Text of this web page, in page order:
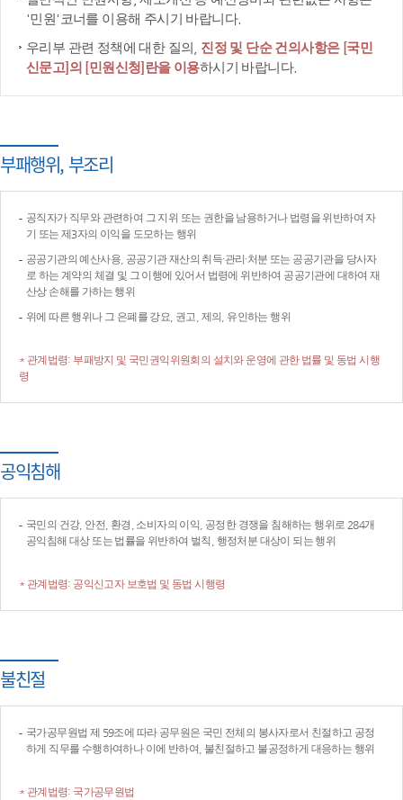
'민원'코너를 이용해 주시기 바랍니다.
우리부 관련 정책에 대한 질의, 진정 및 단순 건의사항은 [국민
신문고]의 [민원신청]란을 이용하시기 바랍니다.
부패행위, 부조리
공직자가 직무와 관련하여 그 지위 또는 권한을 남용하거나 법령을 위반하여 자
기 또는 제3자의 이익을 도모하는 행위
공공기관의 예산사용, 공공기관 재산의 취득·관리·처분 또는 공공기관을 당사자
로 하는 계약의 체결 및 그 이행에 있어서 법령에 위반하여 공공기관에 대하여 재
산상 손해를 가하는 행위
위에 따른 행위나 그 은폐를 강요, 권고, 제의, 유인하는 행위
* 관계법령: 부패방지 및 국민권익위원회의 설치와 운영에 관한 법률 및 동법 시행
령
공익침해
국민의 건강, 안전, 환경, 소비자의 이익, 공정한 경쟁을 침해하는 행위로 284개
공익침해 대상 또는 법률을 위반하여 벌칙, 행정처분 대상이 되는 행위
* 관계법령: 공익신고자 보호법 및 동법 시행령
불친절
국가공무원법 제 59조에 따라 공무원은 국민 전체의 봉사자로서 친절하고 공정
하게 직무를 수행하여하나 이에 반하여, 불친절하고 불공정하게 대응하는 행위
* 관계법령: 국가공무원법